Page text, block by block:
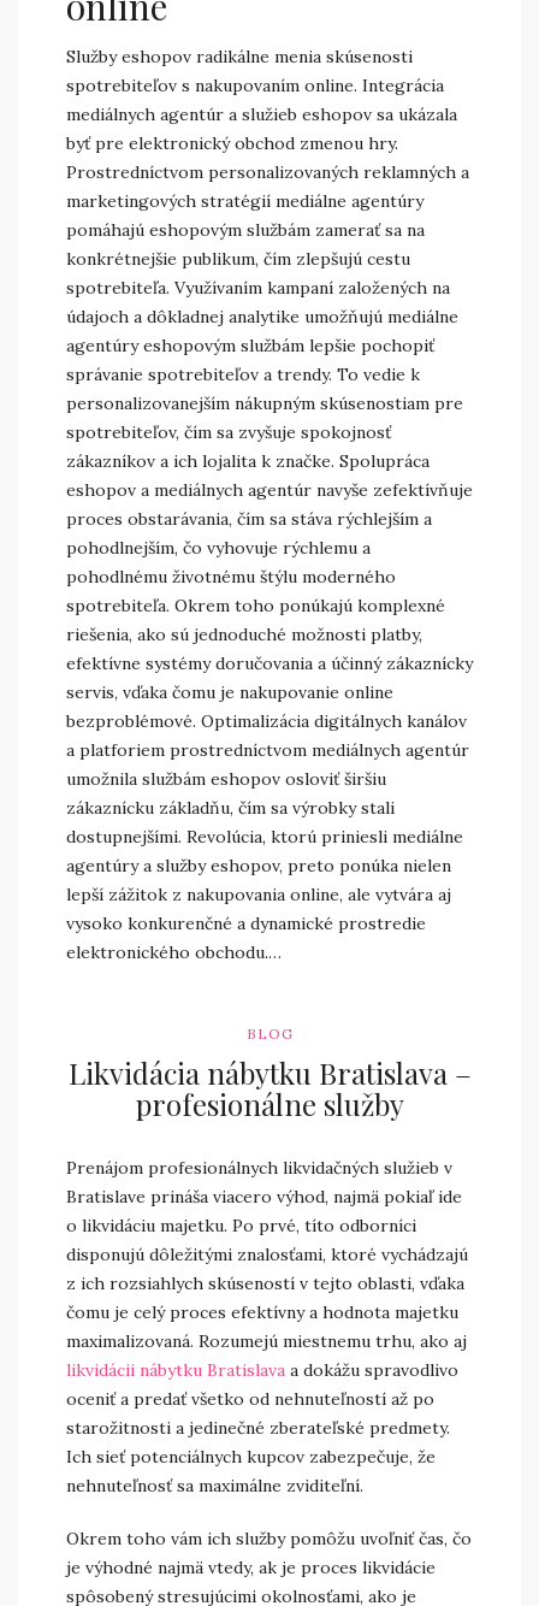
Služby eshopov radikálne menia skúsenosti
spotrebiteľov s nakupovaním online. Integrácia
mediálnych agentúr a služieb eshopov sa ukázala
byť pre elektronický obchod zmenou hry.
Prostredníctvom personalizovaných reklamných a
marketingových stratégií mediálne agentúry
pomáhajú eshopovým službám zamerať sa na
konkrétnejšie publikum, čím zlepšujú cestu
spotrebiteľa. Využívaním kampaní založených na
údajoch a dôkladnej analytike umožňujú mediálne
agentúry eshopovým službám lepšie pochopiť
správanie spotrebiteľov a trendy. To vedie k
personalizovanejším nákupným skúsenostiam pre
spotrebiteľov, čím sa zvyšuje spokojnosť
zákazníkov a ich lojalita k značke. Spolupráca
eshopov a mediálnych agentúr navyše zefektívňuje
proces obstarávania, čím sa stáva rýchlejším a
pohodlnejším, čo vyhovuje rýchlemu a
pohodlnému životnému štýlu moderného
spotrebiteľa. Okrem toho ponúkajú komplexné
riešenia, ako sú jednoduché možnosti platby,
efektívne systémy doručovania a účinný zákaznícky
servis, vďaka čomu je nakupovanie online
bezproblémové. Optimalizácia digitálnych kanálov
a platforiem prostredníctvom mediálnych agentúr
umožnila službám eshopov osloviť širšiu
zákaznícku základňu, čím sa výrobky stali
dostupnejšími. Revolúcia, ktorú priniesli mediálne
agentúry a služby eshopov, preto ponúka nielen
lepší zážitok z nakupovania online, ale vytvára aj
vysoko konkurenčné a dynamické prostredie
elektronického obchodu.…
BLOG
Likvidácia nábytku Bratislava –
profesionálne služby
Prenájom profesionálnych likvidačných služieb v
Bratislave prináša viacero výhod, najmä pokiaľ ide
o likvidáciu majetku. Po prvé, títo odborníci
disponujú dôležitými znalosťami, ktoré vychádzajú
z ich rozsiahlych skúseností v tejto oblasti, vďaka
čomu je celý proces efektívny a hodnota majetku
maximalizovaná. Rozumejú miestnemu trhu, ako aj
likvidácii nábytku Bratislava a dokážu spravodlivo
oceniť a predať všetko od nehnuteľností až po
starožitnosti a jedinečné zberateľské predmety.
Ich sieť potenciálnych kupcov zabezpečuje, že
nehnuteľnosť sa maximálne zviditeľní.
Okrem toho vám ich služby pomôžu uvoľniť čas, čo
je výhodné najmä vtedy, ak je proces likvidácie
spôsobený stresujúcimi okolnosťami, ako je